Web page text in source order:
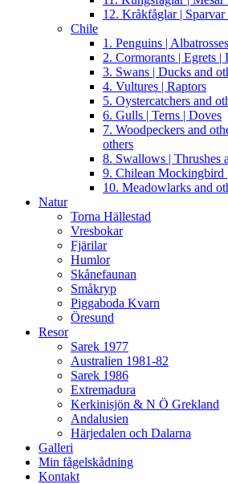
12. Kråkfåglar |
Chile
1. Penguins |
2. Cormorants | Egrets |
3. Swans | Ducks and
4. Vultures | Raptors
5. Oystercatchers and
6. Gulls | Terns | Doves
7. Woodpeckers and
others
8. Swallows | Thrushes
9. Chilean Mockingbird
10. Meadowlarks and
Natur
Torna Hällestad
Vresbokar
Fjärilar
Humlor
Skånefaunan
Småkryp
Piggaboda Kvarn
Öresund
Resor
Sarek 1977
Australien 1981-82
Sarek 1986
Extremadura
Kerkinisjön & N Ö Grekland
Andalusien
Härjedalen och Dalarna
Galleri
Min fågelskådning
Kontakt